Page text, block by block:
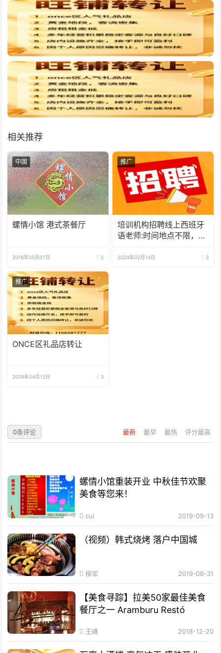
相关推荐
中国
螺情小馆 港式茶餐厅
2018年05月07日 5
推广
培训机构招聘线上西班牙
语老师:时间地点不限，可
2024年02月14日 3
推广
ONCE区礼品店转让
2026年04月12日 3
最新 最早 最热 评分最高
0条评论
螺情小馆重装开业 中秋佳节欢聚
美食等您来！
cui 2019-09-13
（视频）韩式烧烤 落户中国城
柳军 2019-08-31
【美食寻踪】拉美50家最佳美食
餐厅之一 Aramburu Restó
王峰 2018-12-20